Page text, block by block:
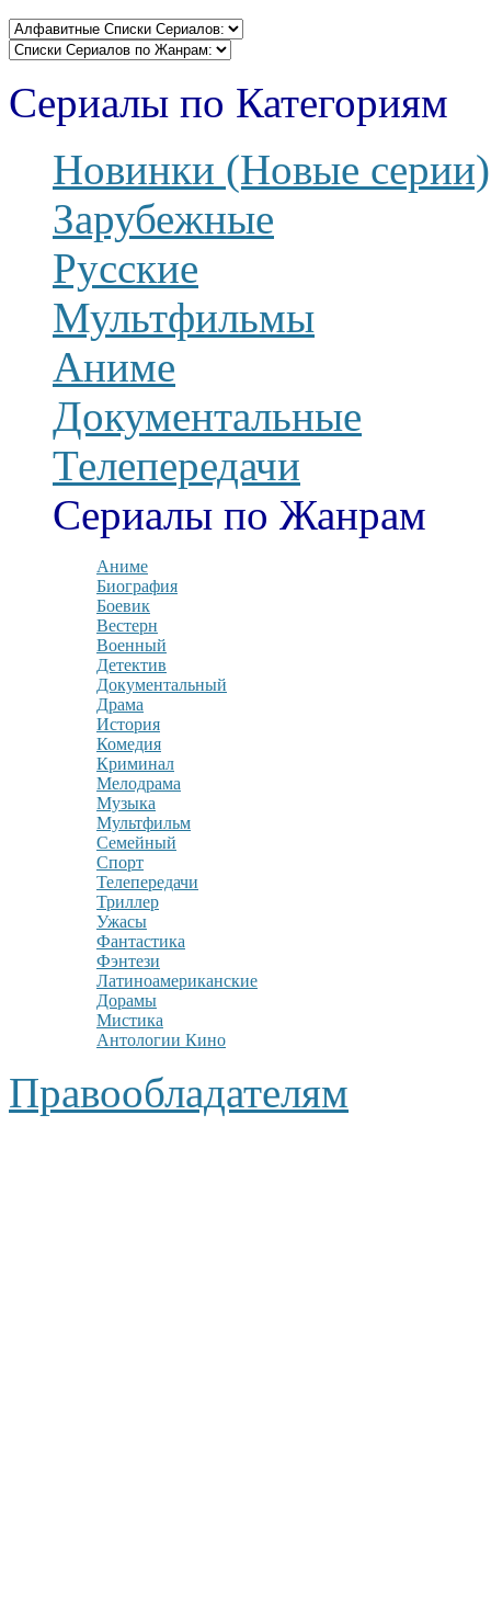
Сериалы по Категориям
Новинки (Новые серии)
Зарубежные
Русские
Мультфильмы
Аниме
Документальные
Телепередачи
Сериалы по Жанрам
Аниме
Биография
Боевик
Вестерн
Военный
Детектив
Документальный
Драма
История
Комедия
Криминал
Мелодрама
Музыка
Мультфильм
Семейный
Спорт
Телепередачи
Триллер
Ужасы
Фантастика
Фэнтези
Латиноамериканские
Дорамы
Мистика
Антологии Кино
Правообладателям